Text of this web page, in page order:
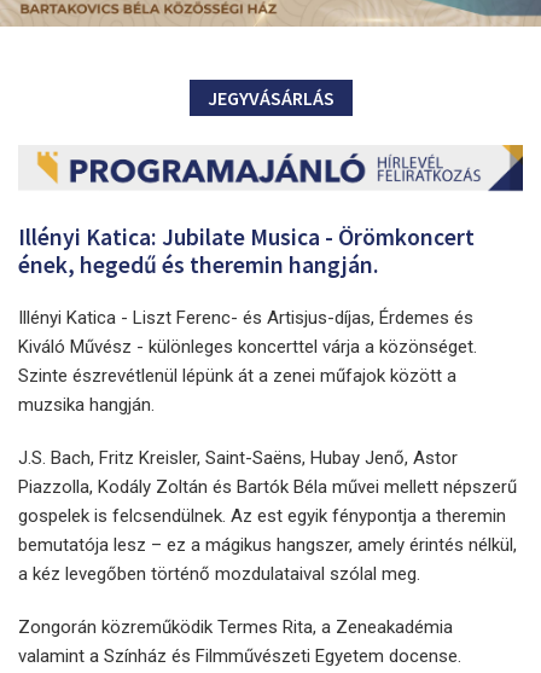
JEGYVÁSÁRLÁS
Illényi Katica: Jubilate Musica - Örömkoncert
ének, hegedű és theremin hangján.
Illényi Katica - Liszt Ferenc- és Artisjus-díjas, Érdemes és
Kiváló Művész - különleges koncerttel várja a közönséget.
Szinte észrevétlenül lépünk át a zenei műfajok között a
muzsika hangján.
J.S. Bach, Fritz Kreisler, Saint-Saëns, Hubay Jenő, Astor
Piazzolla, Kodály Zoltán és Bartók Béla művei mellett népszerű
gospelek is felcsendülnek. Az est egyik fénypontja a theremin
bemutatója lesz – ez a mágikus hangszer, amely érintés nélkül,
a kéz levegőben történő mozdulataival szólal meg.
Zongorán közreműködik Termes Rita, a Zeneakadémia
valamint a Színház és Filmművészeti Egyetem docense.